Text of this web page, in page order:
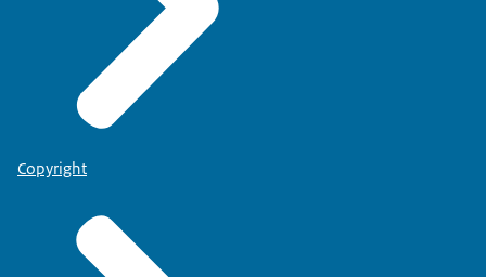
Copyright